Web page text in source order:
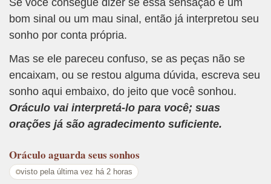
bom sinal ou um mau sinal, então já interpretou seu
sonho por conta própria.
Mas se ele pareceu confuso, se as peças não se
encaixam, ou se restou alguma dúvida, escreva seu
sonho aqui embaixo, do jeito que você sonhou.
Oráculo vai interpretá-lo para você; suas
orações já são agradecimento suficiente.
Oráculo aguarda seus sonhos
visto pela última vez há 2 horas